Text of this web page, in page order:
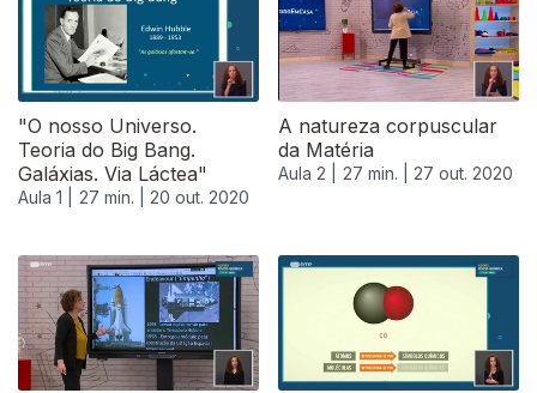
"O nosso Universo.
Teoria do Big Bang.
Galáxias. Via Láctea"
Aula 1 | 27 min. | 20 out. 2020
A natureza corpuscular
da Matéria
Aula 2 | 27 min. | 27 out. 2020